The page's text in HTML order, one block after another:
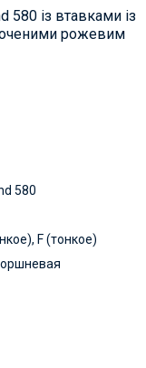
580 із втавками із
рожевим
580
F (тонкое)